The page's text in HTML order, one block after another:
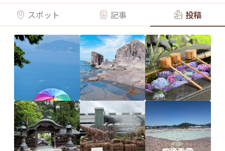
スポット 記事 投稿